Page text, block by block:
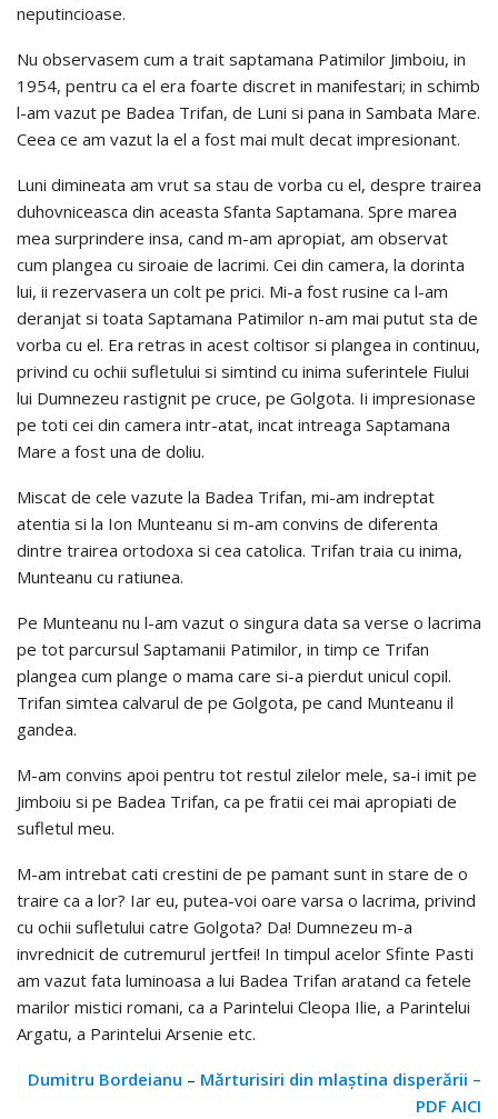
neputincioase.
Nu observasem cum a trait saptamana Patimilor Jimboiu, in
1954, pentru ca el era foarte discret in manifestari; in schimb
l-am vazut pe Badea Trifan, de Luni si pana in Sambata Mare.
Ceea ce am vazut la el a fost mai mult decat impresionant.
Luni dimineata am vrut sa stau de vorba cu el, despre trairea
duhovniceasca din aceasta Sfanta Saptamana. Spre marea
mea surprindere insa, cand m-am apropiat, am observat
cum plangea cu siroaie de lacrimi. Cei din camera, la dorinta
lui, ii rezervasera un colt pe prici. Mi-a fost rusine ca l-am
deranjat si toata Saptamana Patimilor n-am mai putut sta de
vorba cu el. Era retras in acest coltisor si plangea in continuu,
privind cu ochii sufletului si simtind cu inima suferintele Fiului
lui Dumnezeu rastignit pe cruce, pe Golgota. Ii impresionase
pe toti cei din camera intr-atat, incat intreaga Saptamana
Mare a fost una de doliu.
Miscat de cele vazute la Badea Trifan, mi-am indreptat
atentia si la Ion Munteanu si m-am convins de diferenta
dintre trairea ortodoxa si cea catolica. Trifan traia cu inima,
Munteanu cu ratiunea.
Pe Munteanu nu l-am vazut o singura data sa verse o lacrima
pe tot parcursul Saptamanii Patimilor, in timp ce Trifan
plangea cum plange o mama care si-a pierdut unicul copil.
Trifan simtea calvarul de pe Golgota, pe cand Munteanu il
gandea.
M-am convins apoi pentru tot restul zilelor mele, sa-i imit pe
Jimboiu si pe Badea Trifan, ca pe fratii cei mai apropiati de
sufletul meu.
M-am intrebat cati crestini de pe pamant sunt in stare de o
traire ca a lor? Iar eu, putea-voi oare varsa o lacrima, privind
cu ochii sufletului catre Golgota? Da! Dumnezeu m-a
invrednicit de cutremurul jertfei! In timpul acelor Sfinte Pasti
am vazut fata luminoasa a lui Badea Trifan aratand ca fetele
marilor mistici romani, ca a Parintelui Cleopa Ilie, a Parintelui
Argatu, a Parintelui Arsenie etc.
Dumitru Bordeianu – Mărturisiri din mlaştina disperării –
PDF AICI